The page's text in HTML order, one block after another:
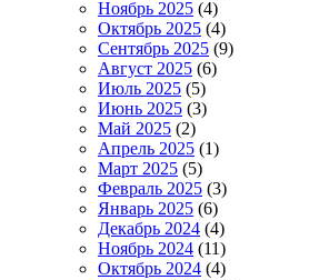
Ноябрь 2025 (4)
Октябрь 2025 (4)
Сентябрь 2025 (9)
Август 2025 (6)
Июль 2025 (5)
Июнь 2025 (3)
Май 2025 (2)
Апрель 2025 (1)
Март 2025 (5)
Февраль 2025 (3)
Январь 2025 (6)
Декабрь 2024 (4)
Ноябрь 2024 (11)
Октябрь 2024 (4)